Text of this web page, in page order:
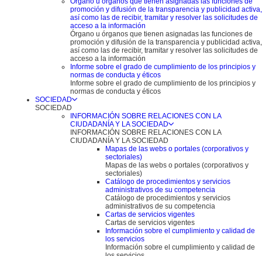
promoción y difusión de la transparencia y publicidad activa,
así como las de recibir, tramitar y resolver las solicitudes de
acceso a la información
Órgano u órganos que tienen asignadas las funciones de
promoción y difusión de la transparencia y publicidad activa,
así como las de recibir, tramitar y resolver las solicitudes de
acceso a la información
Informe sobre el grado de cumplimiento de los principios y
normas de conducta y éticos
Informe sobre el grado de cumplimiento de los principios y
normas de conducta y éticos
SOCIEDAD
SOCIEDAD
INFORMACIÓN SOBRE RELACIONES CON LA
CIUDADANÍA Y LA SOCIEDAD
INFORMACIÓN SOBRE RELACIONES CON LA
CIUDADANÍA Y LA SOCIEDAD
Mapas de las webs o portales (corporativos y
sectoriales)
Mapas de las webs o portales (corporativos y
sectoriales)
Catálogo de procedimientos y servicios
administrativos de su competencia
Catálogo de procedimientos y servicios
administrativos de su competencia
Cartas de servicios vigentes
Cartas de servicios vigentes
Información sobre el cumplimiento y calidad de
los servicios
Información sobre el cumplimiento y calidad de